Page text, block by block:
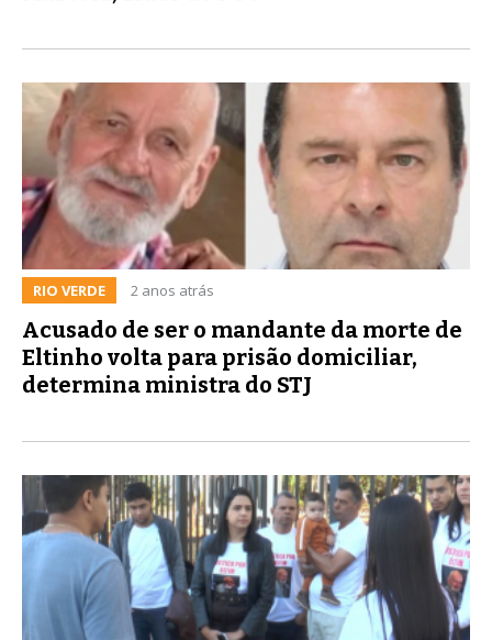
RIO VERDE 2 anos atrás
Acusado de ser o mandante da morte de
Eltinho volta para prisão domiciliar,
determina ministra do STJ